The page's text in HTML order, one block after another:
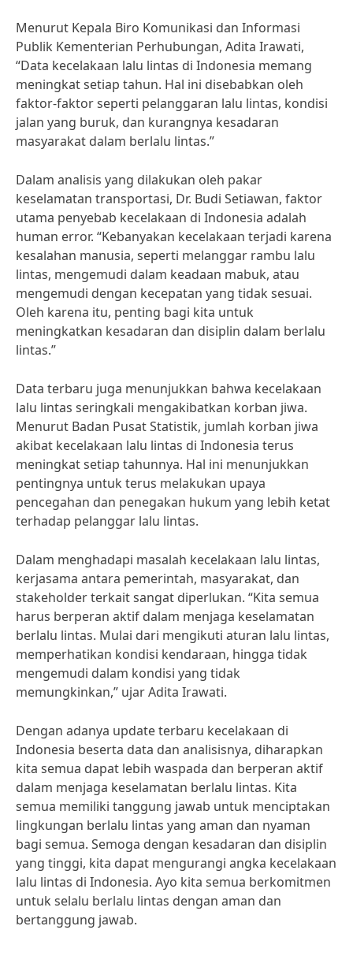
Menurut Kepala Biro Komunikasi dan Informasi
Publik Kementerian Perhubungan, Adita Irawati,
“Data kecelakaan lalu lintas di Indonesia memang
meningkat setiap tahun. Hal ini disebabkan oleh
faktor-faktor seperti pelanggaran lalu lintas, kondisi
jalan yang buruk, dan kurangnya kesadaran
masyarakat dalam berlalu lintas.”
Dalam analisis yang dilakukan oleh pakar
keselamatan transportasi, Dr. Budi Setiawan, faktor
utama penyebab kecelakaan di Indonesia adalah
human error. “Kebanyakan kecelakaan terjadi karena
kesalahan manusia, seperti melanggar rambu lalu
lintas, mengemudi dalam keadaan mabuk, atau
mengemudi dengan kecepatan yang tidak sesuai.
Oleh karena itu, penting bagi kita untuk
meningkatkan kesadaran dan disiplin dalam berlalu
lintas.”
Data terbaru juga menunjukkan bahwa kecelakaan
lalu lintas seringkali mengakibatkan korban jiwa.
Menurut Badan Pusat Statistik, jumlah korban jiwa
akibat kecelakaan lalu lintas di Indonesia terus
meningkat setiap tahunnya. Hal ini menunjukkan
pentingnya untuk terus melakukan upaya
pencegahan dan penegakan hukum yang lebih ketat
terhadap pelanggar lalu lintas.
Dalam menghadapi masalah kecelakaan lalu lintas,
kerjasama antara pemerintah, masyarakat, dan
stakeholder terkait sangat diperlukan. “Kita semua
harus berperan aktif dalam menjaga keselamatan
berlalu lintas. Mulai dari mengikuti aturan lalu lintas,
memperhatikan kondisi kendaraan, hingga tidak
mengemudi dalam kondisi yang tidak
memungkinkan,” ujar Adita Irawati.
Dengan adanya update terbaru kecelakaan di
Indonesia beserta data dan analisisnya, diharapkan
kita semua dapat lebih waspada dan berperan aktif
dalam menjaga keselamatan berlalu lintas. Kita
semua memiliki tanggung jawab untuk menciptakan
lingkungan berlalu lintas yang aman dan nyaman
bagi semua. Semoga dengan kesadaran dan disiplin
yang tinggi, kita dapat mengurangi angka kecelakaan
lalu lintas di Indonesia. Ayo kita semua berkomitmen
untuk selalu berlalu lintas dengan aman dan
bertanggung jawab.